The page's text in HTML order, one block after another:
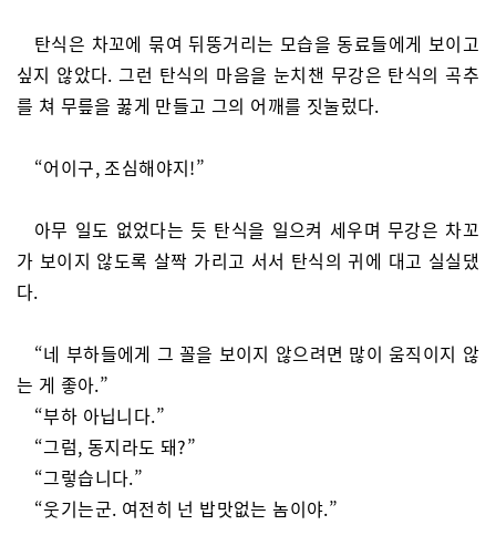
탄식은 차꼬에 묶여 뒤뚱거리는 모습을 동료들에게 보이고
싶지 않았다. 그런 탄식의 마음을 눈치챈 무강은 탄식의 곡추
를 쳐 무릎을 꿇게 만들고 그의 어깨를 짓눌렀다.
“어이구, 조심해야지!”
아무 일도 없었다는 듯 탄식을 일으켜 세우며 무강은 차꼬
가 보이지 않도록 살짝 가리고 서서 탄식의 귀에 대고 실실댔
다.
“네 부하들에게 그 꼴을 보이지 않으려면 많이 움직이지 않
는 게 좋아.”
“부하 아닙니다.”
“그럼, 동지라도 돼?”
“그렇습니다.”
“웃기는군. 여전히 넌 밥맛없는 놈이야.”